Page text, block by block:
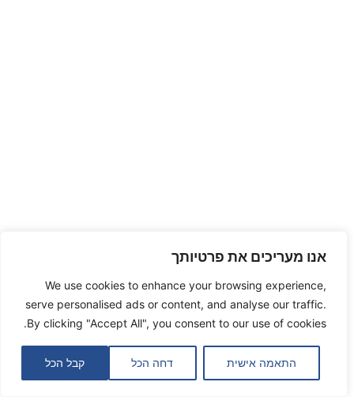
אנו מעריכים את פרטיותך
We use cookies to enhance your browsing experience,
serve personalised ads or content, and analyse our traffic.
By clicking "Accept All", you consent to our use of cookies.
התאמה אישית דחה הכל קבל הכל